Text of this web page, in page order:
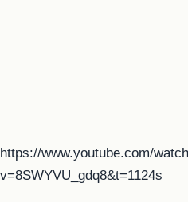
https://www.youtube.com/
v=8SWYVU_gdq8&t=1124s